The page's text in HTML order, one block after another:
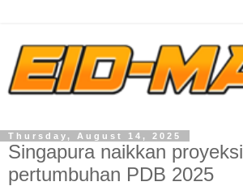
Thursday, August 14, 2025
Singapura naikkan proyeksi
pertumbuhan PDB 2025